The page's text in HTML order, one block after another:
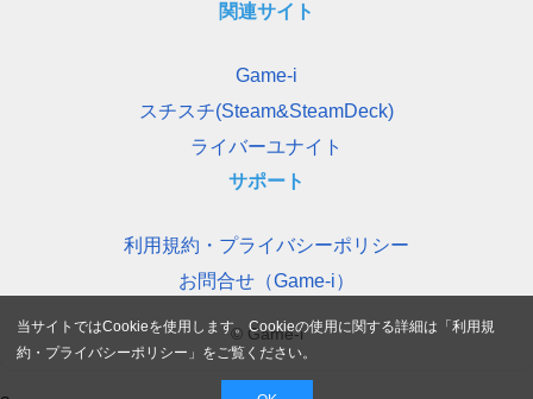
関連サイト
Game-i
スチスチ(Steam&SteamDeck)
ライバーユナイト
サポート
利用規約・プライバシーポリシー
お問合せ（Game-i）
© Game-i
当サイトではCookieを使用します。Cookieの使用に関する詳細は「利用規
約・プライバシーポリシー 」をご覧ください。